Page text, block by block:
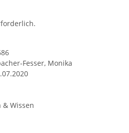
Fesser, Monika
& Wissen